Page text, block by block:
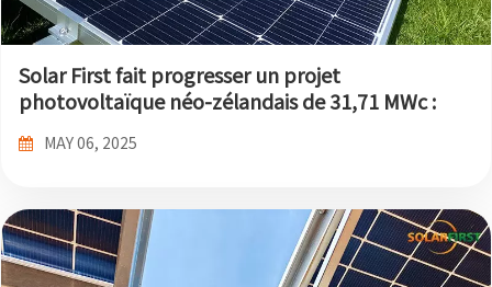
Solar First fait progresser un projet
photovoltaïque néo-zélandais de 31,71 MWc :
durable
MAY 06, 2025